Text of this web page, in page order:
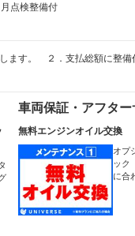
点検整備付
ます。 ２．支払総額に整
車両保証・アフター
無料エンジンオイル交換
オプ
ック
に合